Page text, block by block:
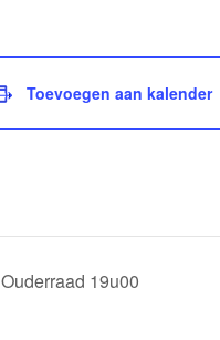
Toevoegen aan kalender
Ouderraad 19u00